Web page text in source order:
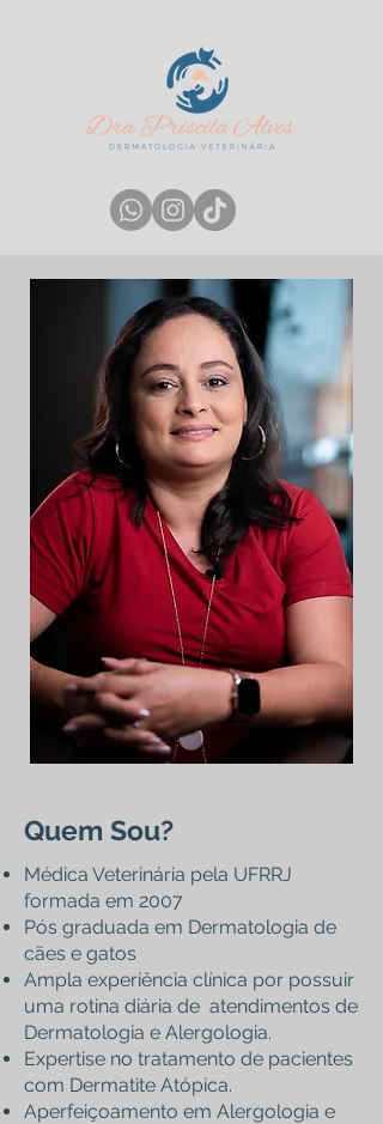
Quem Sou?
Médica Veterinária pela UFRRJ
formada em 2007
Pós graduada em Dermatologia de
cães e gatos
Ampla experiência clínica por possuir
uma rotina diária de atendimentos de
Dermatologia e Alergologia.
Expertise no tratamento de pacientes
com Dermatite Atópica.
Aperfeiçoamento em Alergologia e